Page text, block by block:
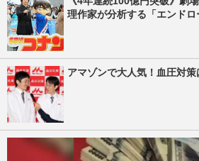
理作家が分析する「エンドロ
アマゾンで大人気！血圧対